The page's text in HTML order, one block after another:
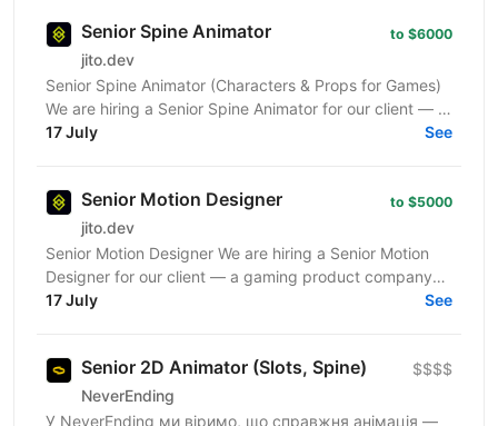
Senior Spine Animator
jito.dev
to $6000
Senior Spine Animator (Characters & Props for Games)
We are hiring a Senior Spine Animator for our client — a
gaming product company creating stylized...
17 July See
Senior Motion Designer
jito.dev
to $5000
Senior Motion Designer We are hiring a Senior Motion
Designer for our client — a gaming product company
focused on creating high-quality interactive...
17 July See
Senior 2D Animator (Slots, Spine)
NeverEnding
$$$$
У NeverEnding ми віримо, що справжня анімація —